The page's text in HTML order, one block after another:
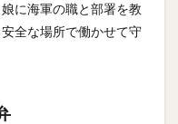
に海軍の職と部署を教
全な場所で働かせて守